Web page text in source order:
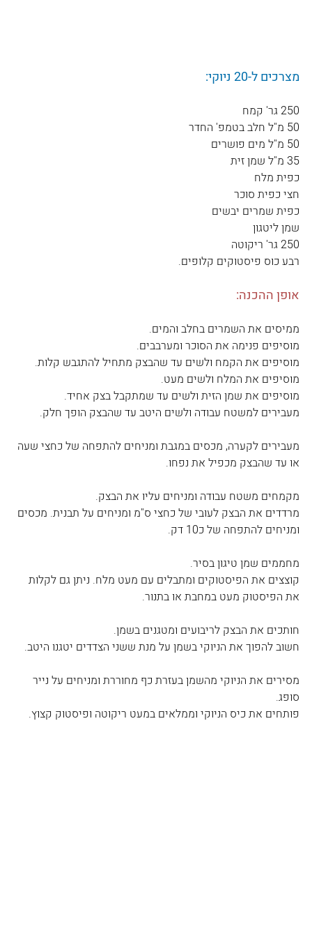
מצרכים ל-20 ניוקי:
250 גר' קמח
50 מ"ל חלב בטמפ' החדר
50 מ"ל מים פושרים
35 מ"ל שמן זית
כפית מלח
חצי כפית סוכר
כפית שמרים יבשים
שמן ליטגון
250 גר' ריקוטה
רבע כוס פיסטוקים קלופים.
אופן ההכנה:
ממיסים את השמרים בחלב והמים.
מוסיפים פנימה את הסוכר ומערבבים.
מוסיפים את הקמח ולשים עד שהבצק מתחיל להתגבש קלות.
מוסיפים את המלח ולשים מעט.
מוסיפים את שמן הזית ולשים עד שמתקבל בצק אחיד.
מעבירים למשטח עבודה ולשים היטב עד שהבצק הופך חלק.
מעבירים לקערה, מכסים במגבת ומניחים להתפחה של כחצי שעה
או עד שהבצק מכפיל את נפחו.
מקמחים משטח עבודה ומניחים עליו את הבצק.
מרדדים את הבצק לעובי של כחצי ס"מ ומניחים על תבנית. מכסים
ומניחים להתפחה של כ10 דק.
מחממים שמן טיגון בסיר.
קוצצים את הפיסטוקים ומתבלים עם מעט מלח. ניתן גם לקלות
את הפיסטוק מעט במחבת או בתנור.
חותכים את הבצק לריבועים ומטגנים בשמן.
חשוב להפוך את הניוקי בשמן על מנת ששני הצדדים יטגנו היטב.
מסירים את הניוקי מהשמן בעזרת כף מחוררת ומניחים על נייר
סופג.
פותחים את כיס הניוקי וממלאים במעט ריקוטה ופיסטוק קצוץ.